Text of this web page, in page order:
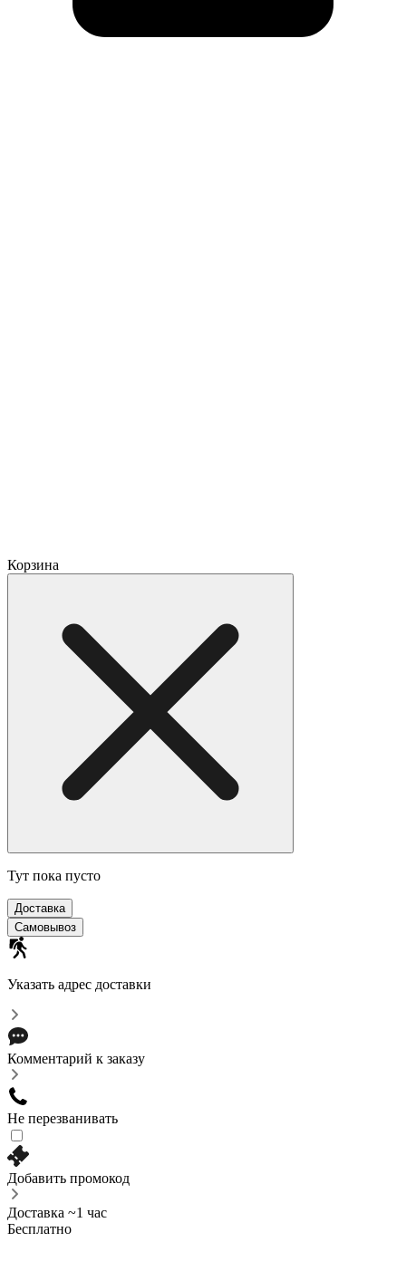
Корзина
Тут пока пусто
Доставка
Самовывоз
Указать адрес доставки
Комментарий к заказу
Не перезванивать
Добавить промокод
Доставка ~1 час
Бесплатно